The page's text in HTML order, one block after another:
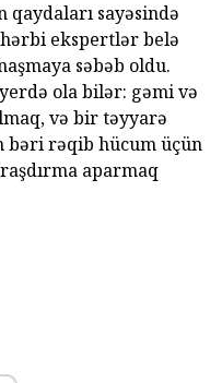
sayəsində
ekspertlər belə
səbəb oldu.
ola bilər: gəmi və
və bir təyyarə
bəri rəqib hücum üçün
aparmaq